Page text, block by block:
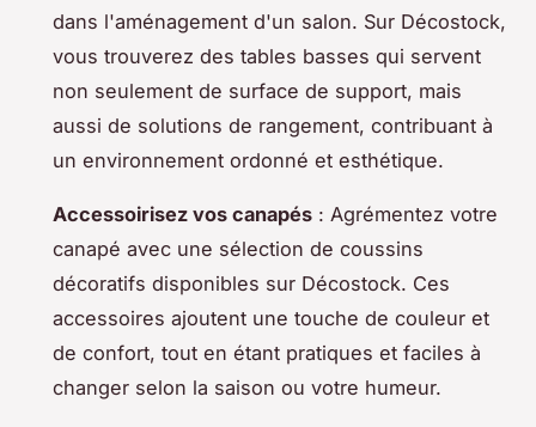
dans l'aménagement d'un salon. Sur Décostock,
vous trouverez des tables basses qui servent
non seulement de surface de support, mais
aussi de solutions de rangement, contribuant à
un environnement ordonné et esthétique.
Accessoirisez vos canapés : Agrémentez votre
canapé avec une sélection de coussins
décoratifs disponibles sur Décostock. Ces
accessoires ajoutent une touche de couleur et
de confort, tout en étant pratiques et faciles à
changer selon la saison ou votre humeur.